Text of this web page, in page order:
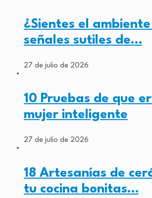
¿Sientes el
señales sutiles de…
27 de julio de 2026
10 Pruebas de que
mujer inteligente
27 de julio de 2026
18 Artesanías de
tu cocina bonitas…